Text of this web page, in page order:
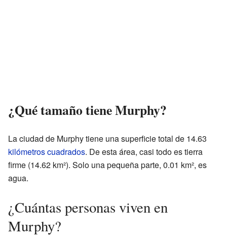
¿Qué tamaño tiene Murphy?
La ciudad de Murphy tiene una superficie total de 14.63
kilómetros cuadrados. De esta área, casi todo es tierra
firme (14.62 km²). Solo una pequeña parte, 0.01 km², es
agua.
¿Cuántas personas viven en
Murphy?